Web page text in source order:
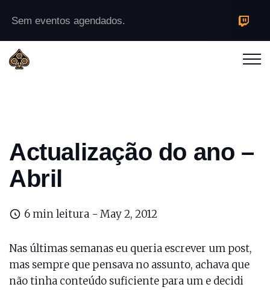
Sem eventos agendados.
Actualização do ano –
Abril
6 min leitura - May 2, 2012
Nas últimas semanas eu queria escrever um post,
mas sempre que pensava no assunto, achava que
não tinha conteúdo suficiente para um e decidi